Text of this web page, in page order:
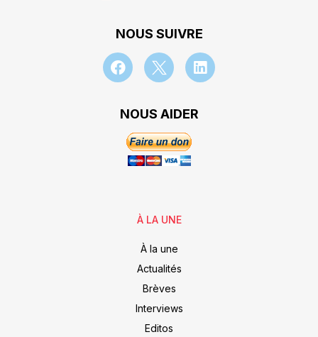
NOUS SUIVRE
NOUS AIDER
À LA UNE
À la une
Actualités
Brèves
Interviews
Editos